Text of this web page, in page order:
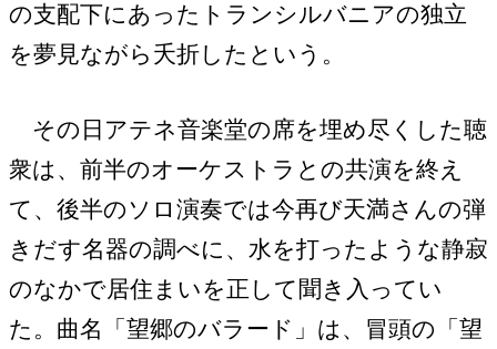
の支配下にあったトランシルバニアの独立
を夢見ながら夭折したという。
その日アテネ音楽堂の席を埋め尽くした聴
衆は、前半のオーケストラとの共演を終え
て、後半のソロ演奏では今再び天満さんの弾
きだす名器の調べに、水を打ったような静寂
のなかで居住まいを正して聞き入ってい
た。曲名「望郷のバラード」は、冒頭の「望